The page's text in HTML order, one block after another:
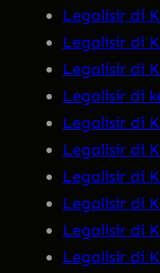
Legalisir di
Legalisir di
Legalisir di
Legalisir di
Legalisir di
Legalisir di
Legalisir di
Legalisir di
Legalisir di
Legalisir di